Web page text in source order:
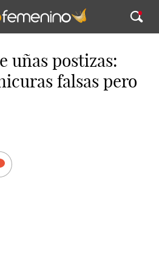
uñas postizas:
falsas pero